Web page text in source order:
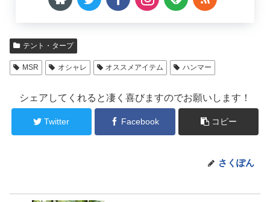
テント・タープ
MSR オシャレ オススメアイテム ハンマー
シェアしてくれると凄く喜びますのでお願いします！
Twitter Facebook コピー
さくぽん